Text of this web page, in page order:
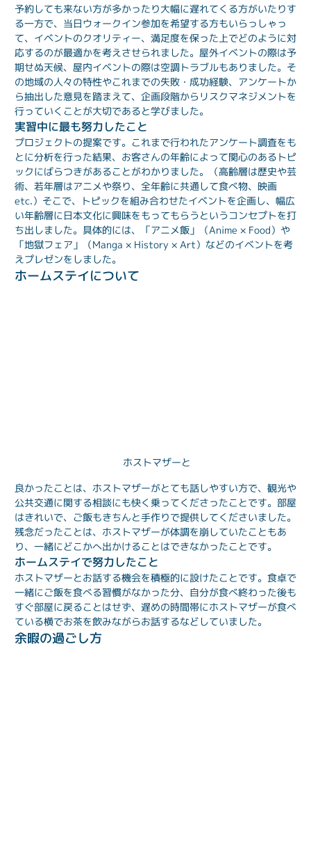
予約しても来ない方が多かったり大幅に遅れてくる方がいたりす
る一方で、当日ウォークイン参加を希望する方もいらっしゃっ
て、イベントのクオリティー、満足度を保った上でどのように対
応するのが最適かを考えさせられました。屋外イベントの際は予
期せぬ天候、屋内イベントの際は空調トラブルもありました。そ
の地域の人々の特性やこれまでの失敗・成功経験、アンケートか
ら抽出した意見を踏まえて、企画段階からリスクマネジメントを
行っていくことが大切であると学びました。
実習中に最も努力したこと
プロジェクトの提案です。これまで行われたアンケート調査をも
とに分析を行った結果、お客さんの年齢によって関心のあるトピ
ックにばらつきがあることがわかりました。（高齢層は歴史や芸
術、若年層はアニメや祭り、全年齢に共通して食べ物、映画
etc.）そこで、トピックを組み合わせたイベントを企画し、幅広
い年齢層に日本文化に興味をもってもらうというコンセプトを打
ち出しました。具体的には、「アニメ飯」（Anime × Food）や
「地獄フェア」（Manga × History × Art）などのイベントを考
えプレゼンをしました。
ホームステイについて
ホストマザーと
良かったことは、ホストマザーがとても話しやすい方で、観光や
公共交通に関する相談にも快く乗ってくださったことです。部屋
はきれいで、ご飯もきちんと手作りで提供してくださいました。
残念だったことは、ホストマザーが体調を崩していたこともあ
り、一緒にどこかへ出かけることはできなかったことです。
ホームステイで努力したこと
ホストマザーとお話する機会を積極的に設けたことです。食卓で
一緒にご飯を食べる習慣がなかった分、自分が食べ終わった後も
すぐ部屋に戻ることはせず、遅めの時間帯にホストマザーが食べ
ている横でお茶を飲みながらお話するなどしていました。
余暇の過ごし方